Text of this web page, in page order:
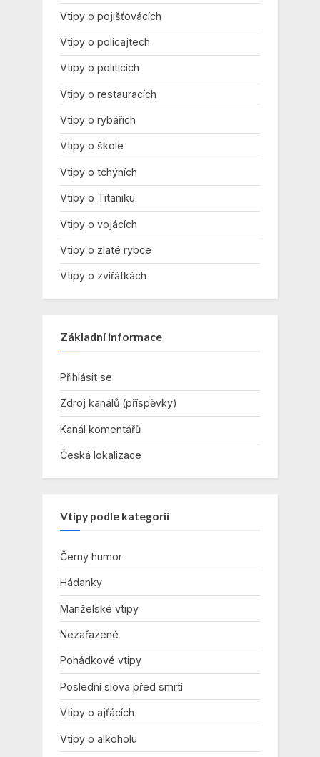
Vtipy o pojišťovácích
Vtipy o policajtech
Vtipy o politicích
Vtipy o restauracích
Vtipy o rybářích
Vtipy o škole
Vtipy o tchýních
Vtipy o Titaniku
Vtipy o vojácích
Vtipy o zlaté rybce
Vtipy o zvířátkách
Základní informace
Přihlásit se
Zdroj kanálů (příspěvky)
Kanál komentářů
Česká lokalizace
Vtipy podle kategorií
Černý humor
Hádanky
Manželské vtipy
Nezařazené
Pohádkové vtipy
Poslední slova před smrtí
Vtipy o ajťácích
Vtipy o alkoholu